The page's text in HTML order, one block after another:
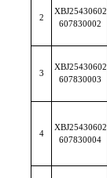
2
XBJ25430602
607830002
3
XBJ25430602
607830003
4
XBJ25430602
607830004